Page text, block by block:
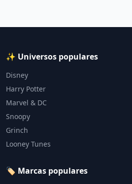
✨ Universos populares
Disney
Harry Potter
Marvel & DC
Snoopy
Grinch
Looney Tunes
🏷️ Marcas populares